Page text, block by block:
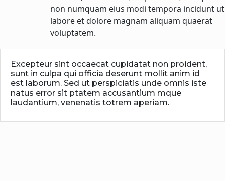
non numquam eius modi tempora incidunt ut
labore et dolore magnam aliquam quaerat
voluptatem.
Excepteur sint occaecat cupidatat non proident,
sunt in culpa qui officia deserunt mollit anim id
est laborum. Sed ut perspiciatis unde omnis iste
natus error sit ptatem accusantium mque
laudantium, venenatis totrem aperiam.